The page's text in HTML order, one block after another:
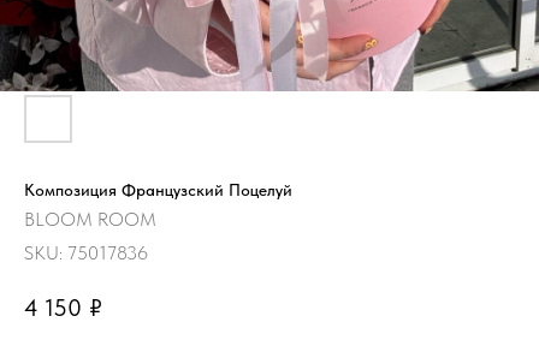
Композиция Французский Поцелуй
BLOOM ROOM
SKU: 75017836
4 150 ₽